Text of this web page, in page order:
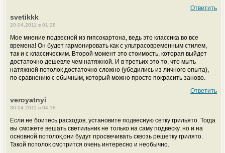
Ответить
svetikkk
20.04.2011 в 01:28
Мое мнение подвесной из гипсокартона, ведь это классика во все
времена! Он будет гармонировать как с ультрасовременным стилем,
так и с классическим. Второй момент это стоимость, которая выйдет
достаточно дешевле чем натяжной. И в третьих это то, что мыть
натяжной потолок достаточно сложно (убедились из личного опыта),
по сравнению с обычным, который можно просто покрасить заново.
Ответить
veroyatnyi
30.04.2011 в 04:18
Если не боитесь расходов, установите подвесную сетку грильято. Тогда
вы сможете вешать светильник не только на саму подвеску. но и на
основной потолок,они будут просвечивать сквозь решетку грилято.
Такой потолок смотрится очень интересно и необычно.